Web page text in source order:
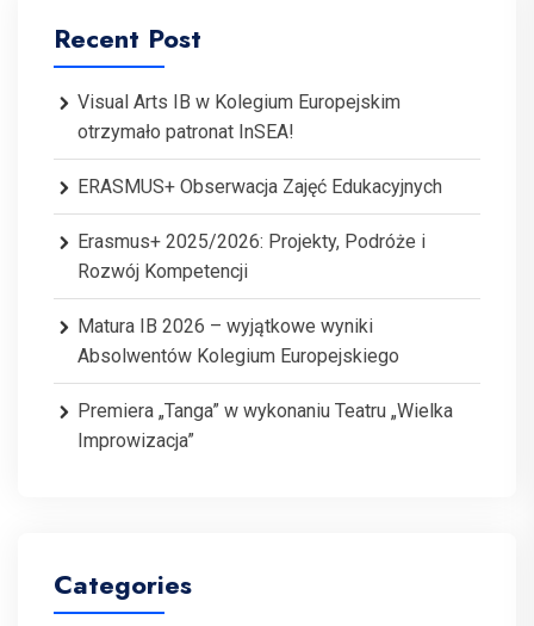
Recent Post
Visual Arts IB w Kolegium Europejskim
otrzymało patronat InSEA!
ERASMUS+ Obserwacja Zajęć Edukacyjnych
Erasmus+ 2025/2026: Projekty, Podróże i
Rozwój Kompetencji
Matura IB 2026 – wyjątkowe wyniki
Absolwentów Kolegium Europejskiego
Premiera „Tanga” w wykonaniu Teatru „Wielka
Improwizacja”
Categories